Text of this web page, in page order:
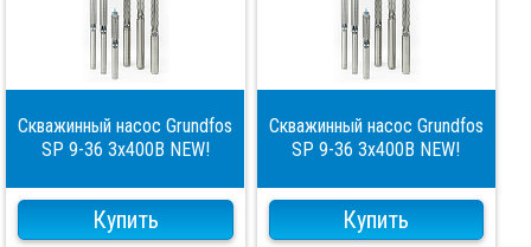
Скважинный насос Grundfos
SP 9-36 3x400В NEW!
Купить
Скважинный насос Grundfos
SP 9-36 3x400В NEW!
Купить